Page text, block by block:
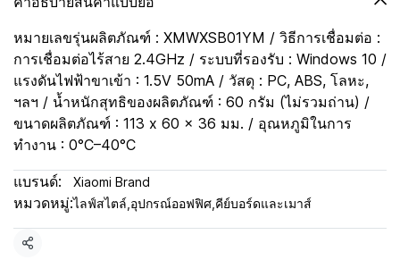
หมายเลขรุ่นผลิตภัณฑ์ : XMWXSB01YM / วิธีการเชื่อมต่อ :
การเชื่อมต่อไร้สาย 2.4GHz / ระบบที่รองรับ : Windows 10 /
แรงดันไฟฟ้าขาเข้า : 1.5V 50mA / วัสดุ : PC, ABS, โลหะ,
ฯลฯ / น้ำหนักสุทธิของผลิตภัณฑ์ : 60 กรัม (ไม่รวมถ่าน) /
ขนาดผลิตภัณฑ์ : 113 x 60 x 36 มม. / อุณหภูมิในการ
ทำงาน : 0°C–40°C
แบรนด์: Xiaomi Brand
หมวดหมู่:ไลฟ์สไตล์ อุปกรณ์ออฟฟิศ คีย์บอร์ดและเมาส์
แชร์